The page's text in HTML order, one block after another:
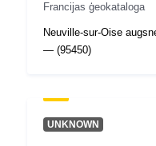
Francijas ģeokataloga
Neuville-sur-Oise
— (95450)
UNKNOWN